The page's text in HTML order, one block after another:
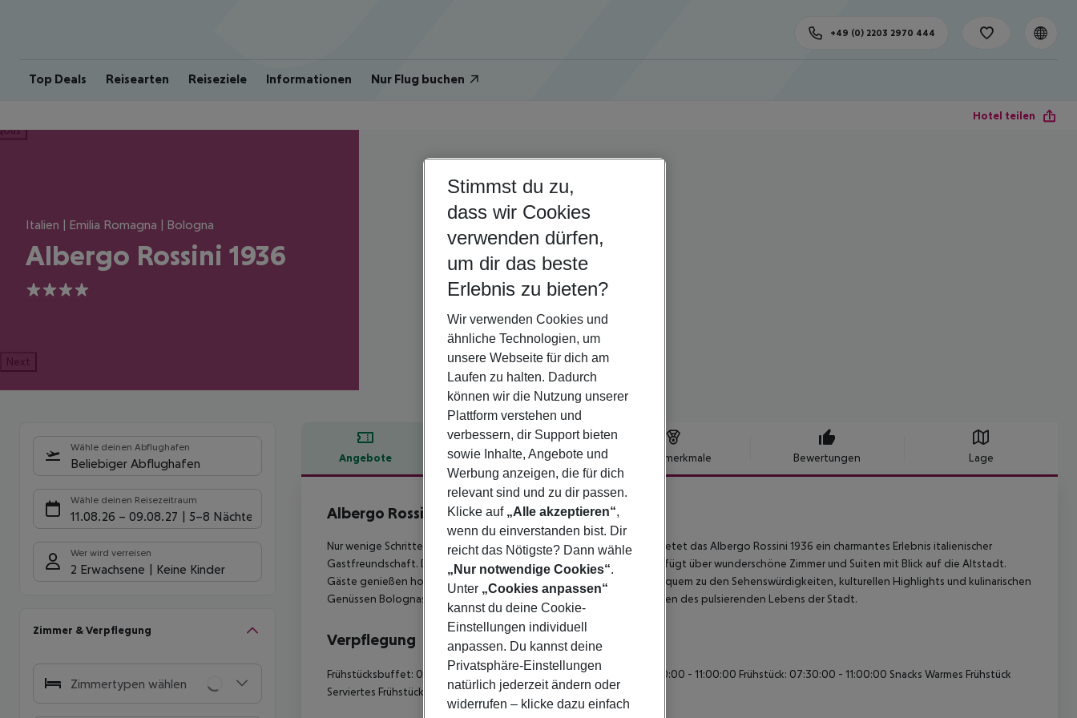
Top Deals Reisearten Reiseziele Informationen Nur Flug buchen
+49 (0) 2203 2970 444
Hotel teilen
Italien | Emilia Romagna | Bologna
Albergo Rossini 1936
4
Next
Wähle deinen Abflughafen
Beliebiger Abflughafen
Wähle deinen Reisezeitraum
11.08.26 – 09.08.27 5-8 Nächte
Wer wird verreisen
2 Erwachsene Keine Kinder
Zimmer & Verpflegung
Zimmertypen wählen
Angebote Hotelbeschreibung Hotelmerkmale Bewertungen Lage
Hotelbeschreibung
Albergo Rossini 1936
4
Nur wenige Schritte von der Piazza Maggiore in Bologna entfernt, bietet das Albergo Rossini 1936 ein charmantes Erlebnis italienischer
Gastfreundschaft. Dieses Hotel mit seinem altweltlichen Charme verfügt über wunderschöne Zimmer und Suiten mit Blick auf die Altstadt.
Gäste genießen hochwertigen Service und gelangen von hier aus bequem zu den Sehenswürdigkeiten, kulturellen Highlights und kulinarischen
Genüssen Bolognas. Beginnen Sie Ihre Urlaubsgeschichte hier, inmitten des pulsierenden Lebens der Stadt.
Verpflegung
Frühstücksbuffet: 07:30:00 - 11:00:00 Kontinentales Frühstück: 07:30:00 - 11:00:00 Frühstück: 07:30:00 - 11:00:00 Snacks Warmes Frühstück
Serviertes Frühstück À-la-carte-Frühstück
Stimmst du zu,
dass wir Cookies
verwenden dürfen,
um dir das beste
Erlebnis zu bieten?
Wir verwenden Cookies und
ähnliche Technologien, um
unsere Webseite für dich am
Laufen zu halten. Dadurch
können wir die Nutzung unserer
Plattform verstehen und
verbessern, dir Support bieten
sowie Inhalte, Angebote und
Werbung anzeigen, die für dich
relevant sind und zu dir passen.
Klicke auf „Alle akzeptieren“,
wenn du einverstanden bist. Dir
reicht das Nötigste? Dann wähle
„Nur notwendige Cookies“.
Unter „Cookies anpassen“
kannst du deine Cookie-
Einstellungen individuell
anpassen. Du kannst deine
Privatsphäre-Einstellungen
natürlich jederzeit ändern oder
widerrufen – klicke dazu einfach